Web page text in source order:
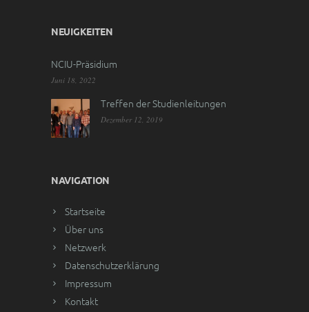
NEUIGKEITEN
NCIU-Präsidium
Juni 18, 2022
Treffen der Studienleitungen
Dezember 12, 2019
NAVIGATION
Startseite
Über uns
Netzwerk
Datenschutzerklärung
Impressum
Kontakt